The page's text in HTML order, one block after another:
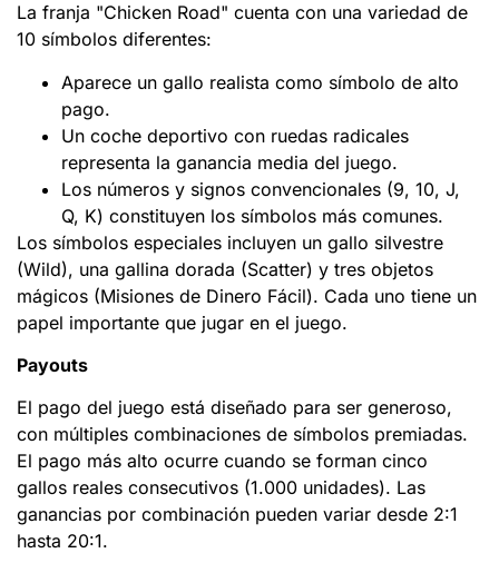
La franja "Chicken Road" cuenta con una variedad de
10 símbolos diferentes:
Aparece un gallo realista como símbolo de alto
pago.
Un coche deportivo con ruedas radicales
representa la ganancia media del juego.
Los números y signos convencionales (9, 10, J,
Q, K) constituyen los símbolos más comunes.
Los símbolos especiales incluyen un gallo silvestre
(Wild), una gallina dorada (Scatter) y tres objetos
mágicos (Misiones de Dinero Fácil). Cada uno tiene un
papel importante que jugar en el juego.
Payouts
El pago del juego está diseñado para ser generoso,
con múltiples combinaciones de símbolos premiadas.
El pago más alto ocurre cuando se forman cinco
gallos reales consecutivos (1.000 unidades). Las
ganancias por combinación pueden variar desde 2:1
hasta 20:1.